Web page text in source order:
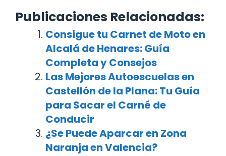
Publicaciones Relacionadas:
Consigue tu Carnet de Moto en
Alcalá de Henares: Guía
Completa y Consejos
Las Mejores Autoescuelas en
Castellón de la Plana: Tu Guía
para Sacar el Carné de
Conducir
¿Se Puede Aparcar en Zona
Naranja en Valencia?